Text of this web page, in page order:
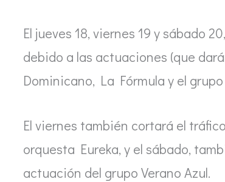
El jueves 18, viernes 19 y sábado
debido a las actuaciones (que
Dominicano, La Fórmula y el
El viernes también cortará el
orquesta Eureka, y el sábado,
actuación del grupo Verano Azul.